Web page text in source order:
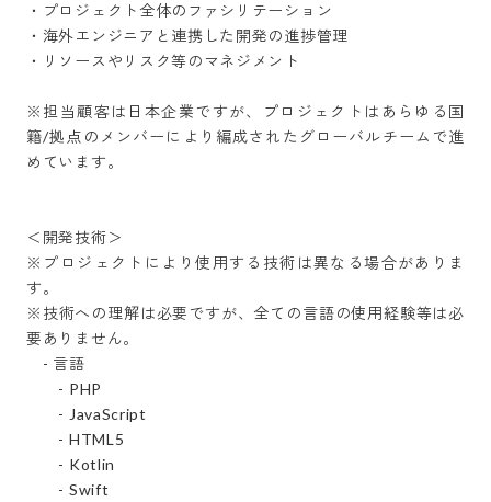
・プロジェクト全体のファシリテーション
・海外エンジニアと連携した開発の進捗管理
・リソースやリスク等のマネジメント
※担当顧客は日本企業ですが、プロジェクトはあらゆる国
籍/拠点のメンバーにより編成されたグローバルチームで進
めています。
＜開発技術＞
※プロジェクトにより使用する技術は異なる場合がありま
す。
※技術への理解は必要ですが、全ての言語の使用経験等は必
要ありません。
- 言語
- PHP
- JavaScript
- HTML5
- Kotlin
- Swift